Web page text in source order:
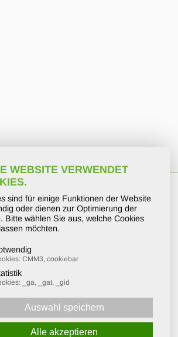
Social Media
finden Sie uns auf facebook:
Gruppe
WEBSITE VERWENDET
sind für einige Funktionen der Website
oder dienen zur Optimierung der
Bitte wählen Sie aus, welche Cookies
möchten.
CMM3, cookiebar
_ga, _gat, _gid
Auswahl speichern
Alle akzeptieren